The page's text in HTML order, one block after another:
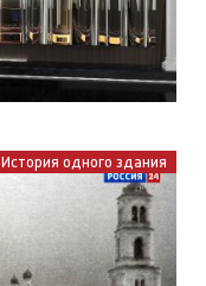
История одного здания